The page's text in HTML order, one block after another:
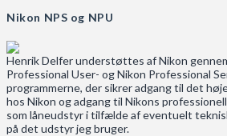
Nikon NPS og NPU
Henrik Delfer understøttes af Nikon
Professional User- og Nikon Professional
programmerne, der sikrer adgang til det
hos Nikon og adgang til Nikons
som låneudstyr i tilfælde af eventuelt
på det udstyr jeg bruger.